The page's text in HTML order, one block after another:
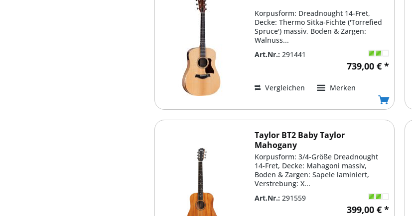
Korpusform: Dreadnought 14-Fret,
Decke: Thermo Sitka-Fichte ('Torrefied
Spruce') massiv, Boden & Zargen:
Walnuss...
Art.Nr.: 291441
739,00 € *
Vergleichen Merken
Taylor BT2 Baby Taylor
Mahogany
Korpusform: 3/4-Größe Dreadnought
14-Fret, Decke: Mahagoni massiv,
Boden & Zargen: Sapele laminiert,
Verstrebung: X...
Art.Nr.: 291559
399,00 € *